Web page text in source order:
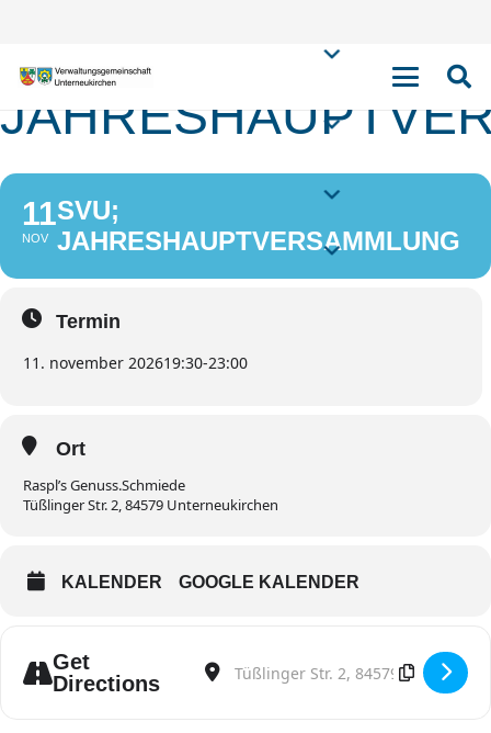
SVU;
11
NOV
SVU;
JAHRESHAUPTVERSAMMLUNG
Termin
11. november 202619:30-23:00
Ort
Raspl’s Genuss.Schmiede
Tüßlinger Str. 2, 84579 Unterneukirchen
KALENDER GOOGLE KALENDER
Get
Directions
Address - SVU; Jahreshauptversammlung
Destination Address - SVU;